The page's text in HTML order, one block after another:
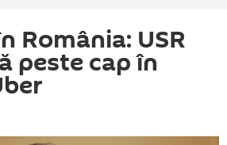
România: USR
peste cap în